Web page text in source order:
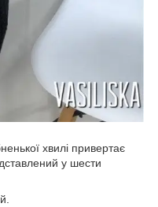
хвилі привертає
у шести